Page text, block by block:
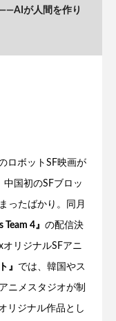
が人間を作り
ロボットSF映画が
国初のSFブロッ
ったばかり。同月
Team 4』 の配信決
リジナルSFアニ
』 では、韓国やス
ニメスタジオが制
リジナル作品とし